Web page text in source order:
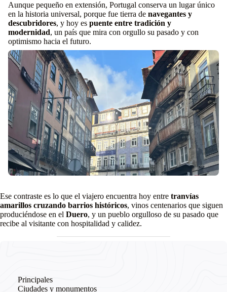
Aunque pequeño en extensión, Portugal conserva un lugar único
en la historia universal, porque fue tierra de navegantes y
descubridores, y hoy es puente entre tradición y
modernidad, un país que mira con orgullo su pasado y con
optimismo hacia el futuro.
Ese contraste es lo que el viajero encuentra hoy entre tranvías
amarillos cruzando barrios históricos, vinos centenarios que siguen
produciéndose en el Duero, y un pueblo orgulloso de su pasado que
recibe al visitante con hospitalidad y calidez.
Principales
Ciudades y monumentos